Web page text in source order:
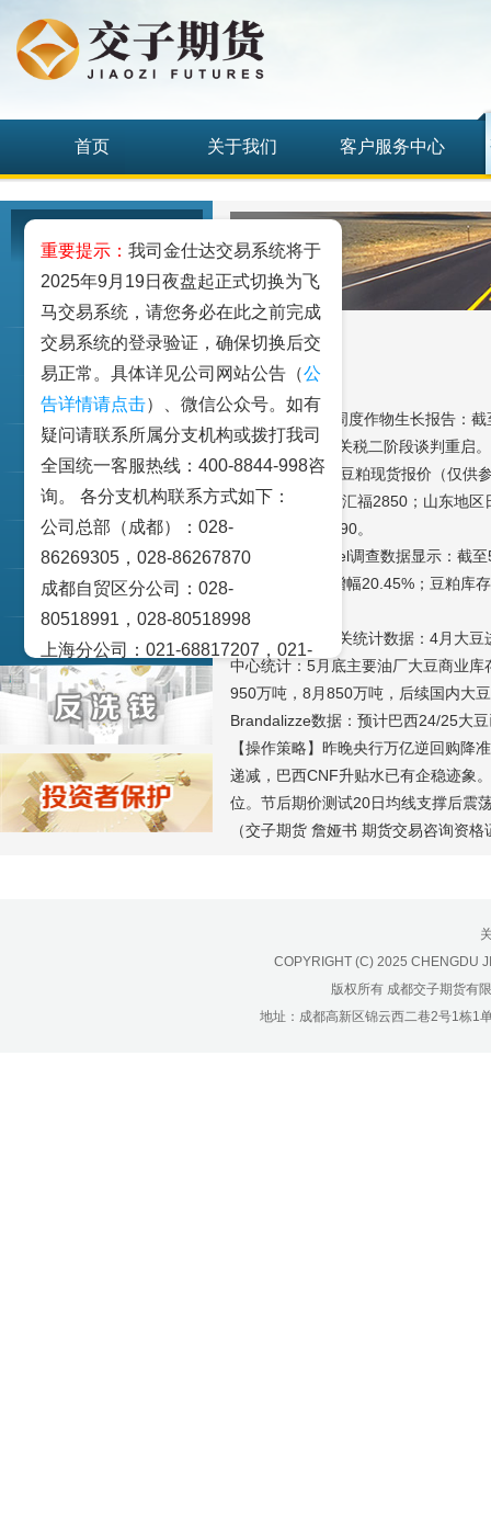
首页 关于我们 客户服务中心
工业品
农业品
金融期货和衍生品
交易策论
产业研究
实盘点睛
宏观金融数据图解
【外盘】USDA周度作物生长报告：
领导通话，中美关税二阶段谈判重启
【现货】周四43豆粕现货报价（仅供
邦基2890、北京汇福2850；山东地
区：东莞嘉吉2790。
【库存】 Mysteel调查数据显示：截
增98.98万吨，增幅20.45%；豆粕库
65.19%。
【行业动态】海关统计数据：4月大
中心统计：5月底主要油厂大豆商业
950万吨，8月850万吨，后续国内大
Brandalizze数据：预计巴西24/25大
【操作策略】昨晚央行万亿逆回购降
递减，巴西CNF升贴水已有企稳迹象
位。节后期价测试20日均线支撑后震
（交子期货 詹娅书 期货交易咨询资
COPYRIGHT (C) 2025 CHENGDU
版权所有 成都交子期货有
地址：成都高新区锦云西二巷2号1栋1
重要提示： 我司金仕达交易系统将于
2025年9月19日夜盘起正式切换为飞
马交易系统，请您务必在此之前完成
交易系统的登录验证，确保切换后交
易正常。具体详见公司网站公告（公
告详情请点击）、微信公众号。如有
疑问请联系所属分支机构或拨打我司
全国统一客服热线：400-8844-998咨
询。 各分支机构联系方式如下：
公司总部（成都）：028-
86269305，028-86267870
成都自贸区分公司：028-
80518991，028-80518998
上海分公司：021-68817207，021-
68817209
北京营业部：010-65005128
广州营业部：020-28129909，020-
28129902
青岛营业部：0532-83101951、
0532-83101962